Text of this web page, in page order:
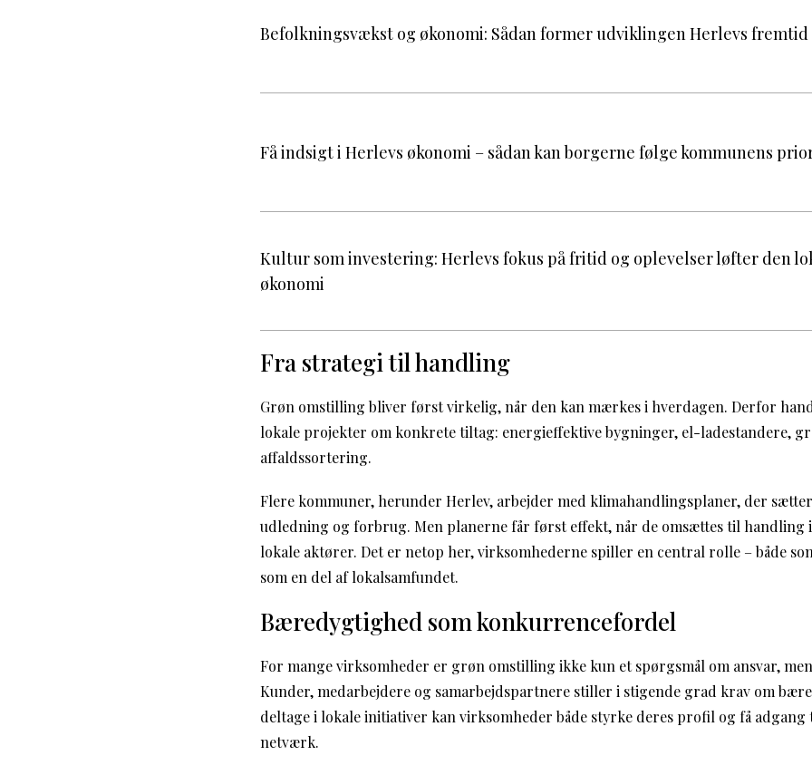
Befolkningsvækst og økonomi: Sådan former udviklingen Herlevs fremtid
Få indsigt i Herlevs økonomi – sådan kan borgerne følge kommunens
Kultur som investering: Herlevs fokus på fritid og oplevelser løfter den
økonomi
Fra strategi til handling
Grøn omstilling bliver først virkelig, når den kan mærkes i hverdagen. Derfor
lokale projekter om konkrete tiltag: energieffektive bygninger, el-ladestandere,
affaldssortering.
Flere kommuner, herunder Herlev, arbejder med klimahandlingsplaner, der
udledning og forbrug. Men planerne får først effekt, når de omsættes til handling i
lokale aktører. Det er netop her, virksomhederne spiller en central rolle – både
som en del af lokalsamfundet.
Bæredygtighed som konkurrencefordel
For mange virksomheder er grøn omstilling ikke kun et spørgsmål om ansvar,
Kunder, medarbejdere og samarbejdspartnere stiller i stigende grad krav om
deltage i lokale initiativer kan virksomheder både styrke deres profil og få adgang
netværk.